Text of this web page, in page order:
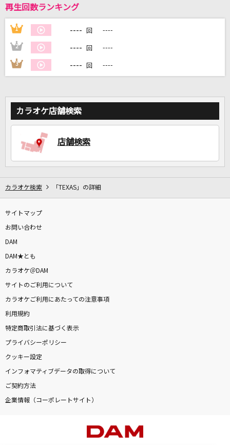
再生回数ランキング
1 ---- 回 ----
2 ---- 回 ----
3 ---- 回 ----
カラオケ店舗検索
店舗検索
カラオケ検索 「TEXAS」の詳細
サイトマップ
お問い合わせ
DAM
DAM★とも
カラオケ＠DAM
サイトのご利用について
カラオケご利用にあたっての注意事項
利用規約
特定商取引法に基づく表示
プライバシーポリシー
クッキー設定
インフォマティブデータの取得について
ご契約方法
企業情報（コーポレートサイト）